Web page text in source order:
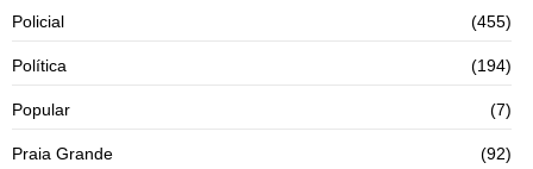
Policial (455)
Política (194)
Popular (7)
Praia Grande (92)